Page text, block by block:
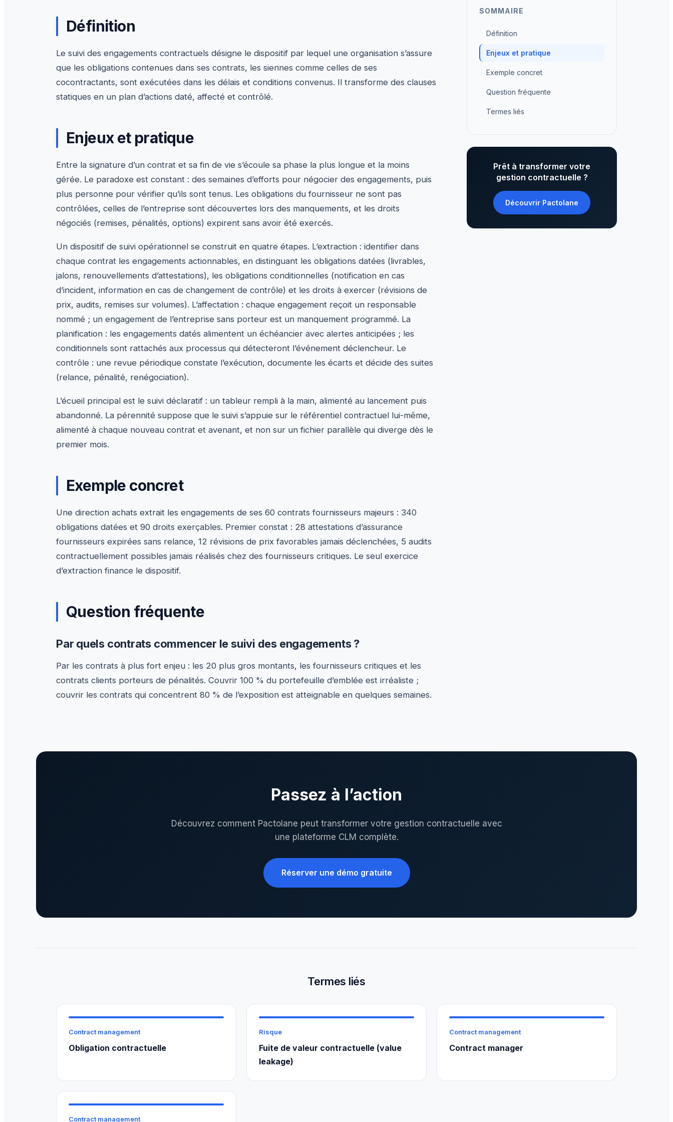
Définition
Le suivi des engagements contractuels désigne le dispositif par lequel une organisation s’assure
que les obligations contenues dans ses contrats, les siennes comme celles de ses
cocontractants, sont exécutées dans les délais et conditions convenus. Il transforme des clauses
statiques en un plan d’actions daté, affecté et contrôlé.
Enjeux et pratique
Entre la signature d’un contrat et sa fin de vie s’écoule sa phase la plus longue et la moins
gérée. Le paradoxe est constant : des semaines d’efforts pour négocier des engagements, puis
plus personne pour vérifier qu’ils sont tenus. Les obligations du fournisseur ne sont pas
contrôlées, celles de l’entreprise sont découvertes lors des manquements, et les droits
négociés (remises, pénalités, options) expirent sans avoir été exercés.
Un dispositif de suivi opérationnel se construit en quatre étapes. L’extraction : identifier dans
chaque contrat les engagements actionnables, en distinguant les obligations datées (livrables,
jalons, renouvellements d’attestations), les obligations conditionnelles (notification en cas
d’incident, information en cas de changement de contrôle) et les droits à exercer (révisions de
prix, audits, remises sur volumes). L’affectation : chaque engagement reçoit un responsable
nommé ; un engagement de l’entreprise sans porteur est un manquement programmé. La
planification : les engagements datés alimentent un échéancier avec alertes anticipées ; les
conditionnels sont rattachés aux processus qui détecteront l’événement déclencheur. Le
contrôle : une revue périodique constate l’exécution, documente les écarts et décide des suites
(relance, pénalité, renégociation).
L’écueil principal est le suivi déclaratif : un tableur rempli à la main, alimenté au lancement puis
abandonné. La pérennité suppose que le suivi s’appuie sur le référentiel contractuel lui-même,
alimenté à chaque nouveau contrat et avenant, et non sur un fichier parallèle qui diverge dès le
premier mois.
Exemple concret
Une direction achats extrait les engagements de ses 60 contrats fournisseurs majeurs : 340
obligations datées et 90 droits exerçables. Premier constat : 28 attestations d’assurance
fournisseurs expirées sans relance, 12 révisions de prix favorables jamais déclenchées, 5 audits
contractuellement possibles jamais réalisés chez des fournisseurs critiques. Le seul exercice
d’extraction finance le dispositif.
Question fréquente
Par quels contrats commencer le suivi des engagements ?
Par les contrats à plus fort enjeu : les 20 plus gros montants, les fournisseurs critiques et les
contrats clients porteurs de pénalités. Couvrir 100 % du portefeuille d’emblée est irréaliste ;
couvrir les contrats qui concentrent 80 % de l’exposition est atteignable en quelques semaines.
SOMMAIRE
Définition
Enjeux et pratique
Exemple concret
Question fréquente
Termes liés
Prêt à transformer votre
gestion contractuelle ?
Découvrir Pactolane
Passez à l’action
Découvrez comment Pactolane peut transformer votre gestion contractuelle avec
une plateforme CLM complète.
Réserver une démo gratuite
Termes liés
Contract management
Obligation contractuelle
Risque
Fuite de valeur contractuelle (value
leakage)
Contract management
Contract manager
Contract management